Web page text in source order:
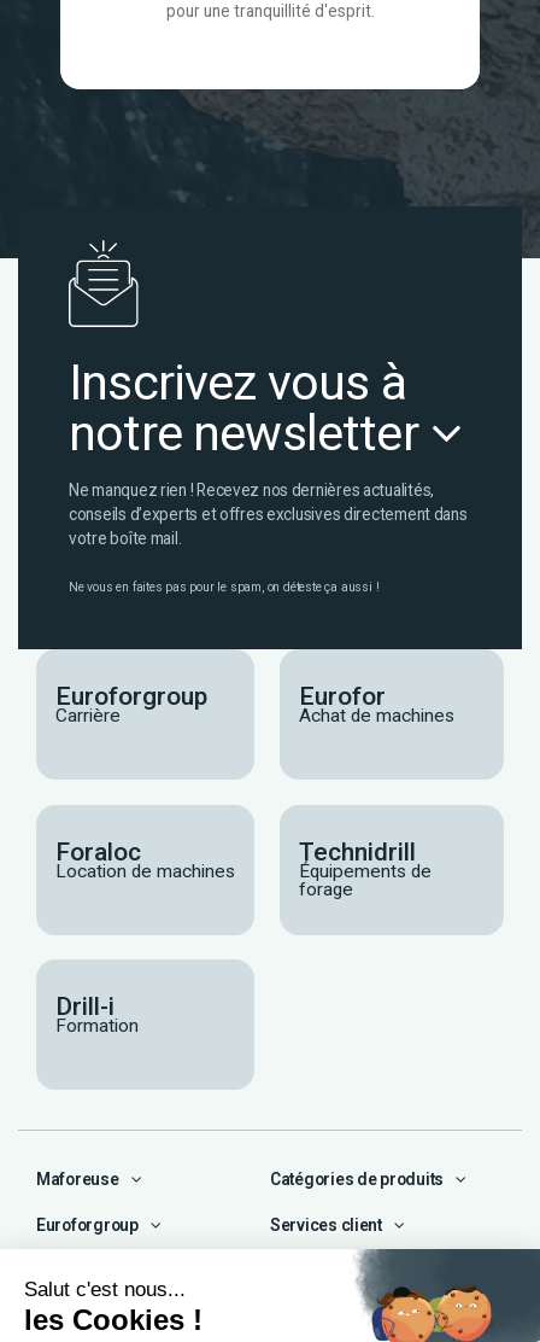
pour une tranquillité d'esprit.
Inscrivez vous à
notre newsletter
Ne manquez rien ! Recevez nos dernières actualités,
conseils d’experts et offres exclusives directement dans
votre boîte mail.
Ne vous en faites pas pour le spam, on déteste ça aussi !
Euroforgroup
Carrière
Eurofor
Achat de machines
Foraloc
Location de machines
Technidrill
Équipements de
forage
Drill-i
Formation
Maforeuse Catégories de produits
Euroforgroup Services client